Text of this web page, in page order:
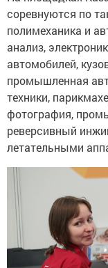
соревнуются по
полимеханика и
анализ,
автомобилей,
промышленная
техники,
фотография,
реверсивный
летательными